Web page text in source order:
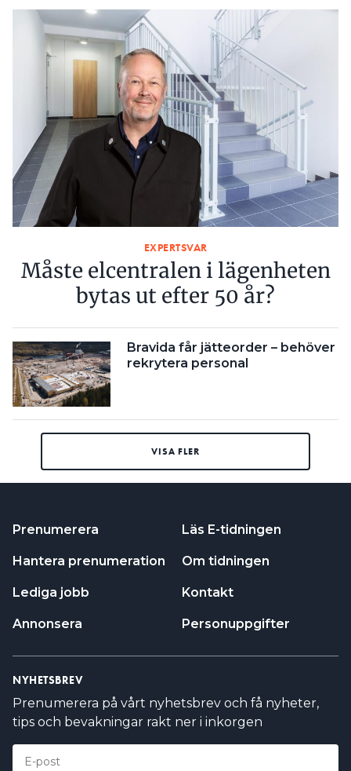
EXPERTSVAR
Måste elcentralen i lägenheten
bytas ut efter 50 år?
Bravida får jätteorder – behöver
rekrytera personal
VISA FLER
Prenumerera
Hantera prenumeration
Lediga jobb
Annonsera
Läs E-tidningen
Om tidningen
Kontakt
Personuppgifter
NYHETSBREV
Prenumerera på vårt nyhetsbrev och få nyheter,
tips och bevakningar rakt ner i inkorgen